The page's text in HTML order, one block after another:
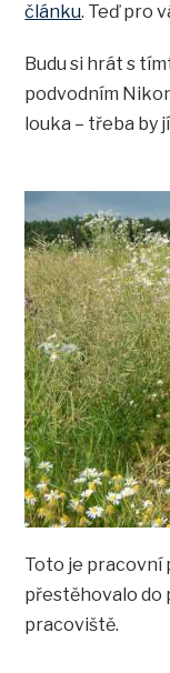
článku. Teď pro
Budu si hrát s
podvodním
louka – třeba by
Toto je pracovní
přestěhovalo do
pracoviště.